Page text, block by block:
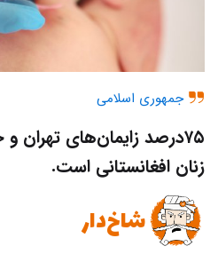
جمهوری اسلامی
۷۵درصد زایمان‌های تهران
زنان افغانستانی است.
شاخ‌دار